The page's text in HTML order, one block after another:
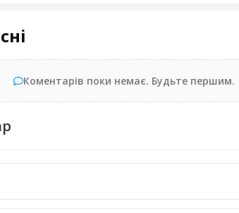
Коментарів поки немає. Будьте першим.